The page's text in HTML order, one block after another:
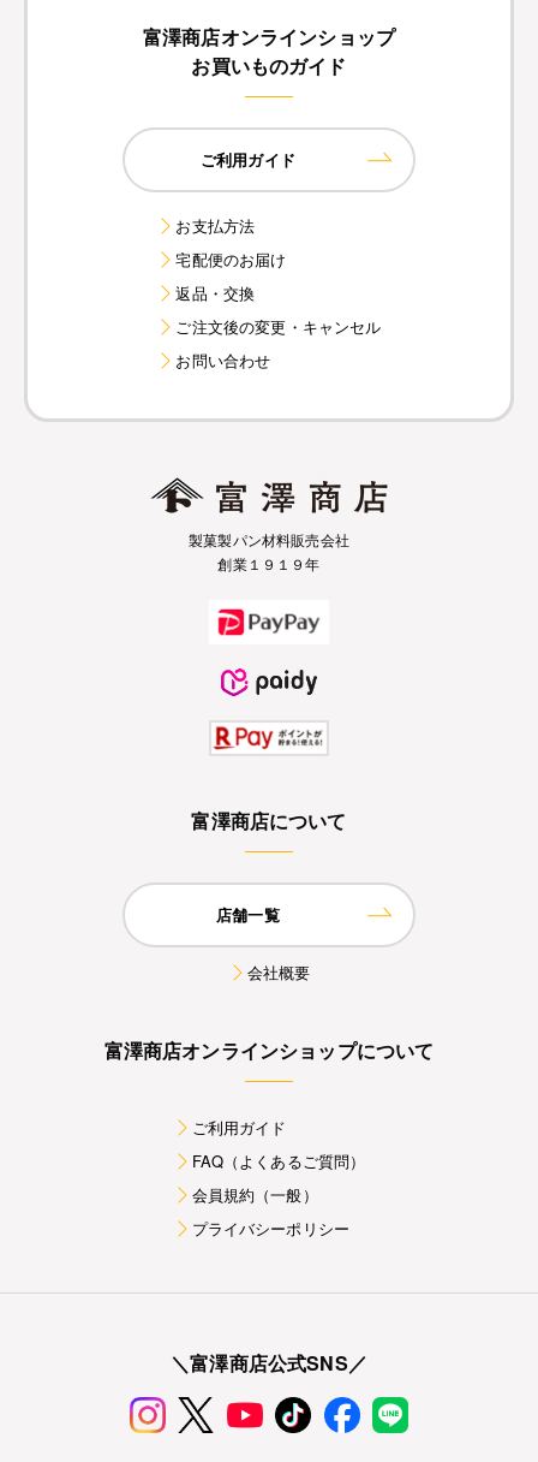
富澤商店オンラインショップ
お買いものガイド
ご利用ガイド
お支払方法
宅配便のお届け
返品・交換
ご注文後の変更・キャンセル
お問い合わせ
製菓製パン材料販売会社
創業１９１９年
富澤商店について
店舗一覧
会社概要
富澤商店オンラインショップについて
ご利用ガイド
FAQ（よくあるご質問）
会員規約（一般）
プライバシーポリシー
＼富澤商店公式SNS／